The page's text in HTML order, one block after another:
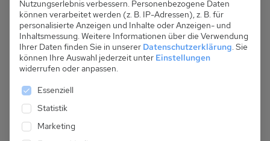
Nutzungserlebnis verbessern. Personenbezogene Daten
können verarbeitet werden (z. B. IP-Adressen), z. B. für
personalisierte Anzeigen und Inhalte oder Anzeigen- und
Inhaltsmessung. Weitere Informationen über die Verwendung
Ihrer Daten finden Sie in unserer Datenschutzerklärung. Sie
können Ihre Auswahl jederzeit unter Einstellungen
widerrufen oder anpassen.
Es folgt eine Liste der Service-Gruppen, für die
Essenziell
Statistik
Marketing